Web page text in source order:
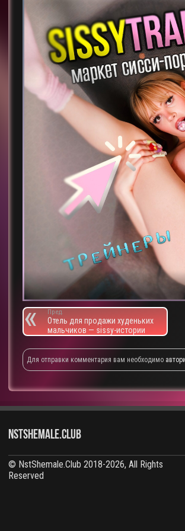
Пред.
Отель для продажи худеньких
мальчиков — sissy-истории
Для отправки комментария вам необходимо
NstShemale.Club
© NstShemale.Club 2018-2026, All Rights
Reserved